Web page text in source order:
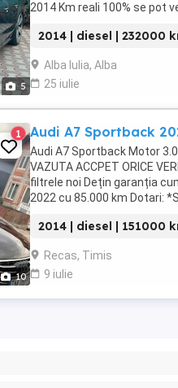
5
2014 Km reali 100% se pot
2014 | diesel | 232000
Alba Iulia, Alba
25 iulie
10
1 Audi A7 Sportback
Audi A7 Sportback Motor
VAZUTA ACCPET ORICE
filtrele noi Dețin garanția
2022 cu 85.000 km Dotari:
2014 | diesel | 151000
Recas, Timis
9 iulie